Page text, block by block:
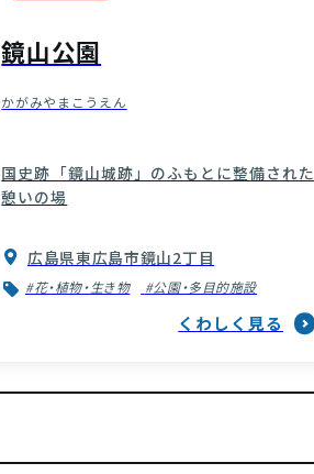
鏡山公園
かがみやまこうえん
国史跡「鏡山城跡」のふもとに整備された
憩いの場
広島県東広島市鏡山2丁目
#花・植物・生き物 #公園・多目的施設
くわしく見る